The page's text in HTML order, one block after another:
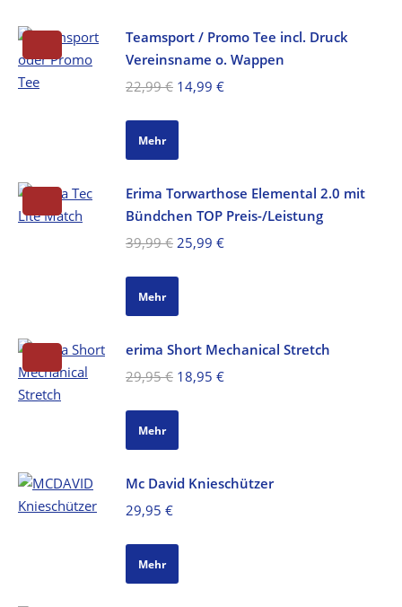
Teamsport / Promo Tee incl. Druck
Vereinsname o. Wappen
22,99€ Ursprünglicher
14,99 €Aktueller
Mehr
Erima Torwarthose Elemental 2.0 mit
Bündchen TOP Preis-/Leistung
39,99€ Ursprünglicher
25,99 €Aktueller
Mehr
erima Short Mechanical Stretch
29,95€ Ursprünglicher
18,95 €Aktueller
Mehr
Mc David Knieschützer
29,95 €
Mehr